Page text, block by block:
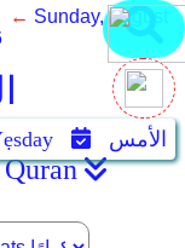
← Sunday, August
الأمس
Quran